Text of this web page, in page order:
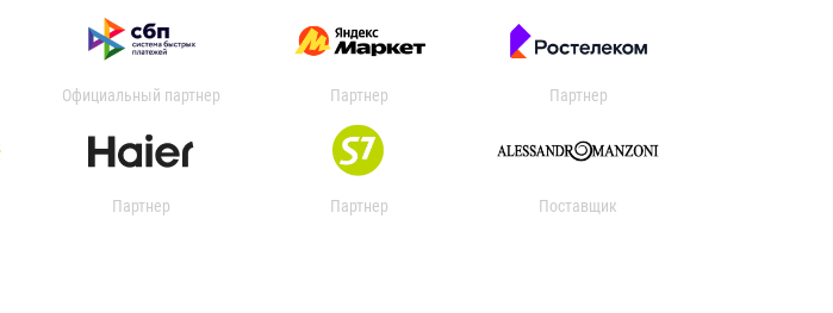
Официальный партнер Партнер Партнер
Партнер Партнер Поставщик